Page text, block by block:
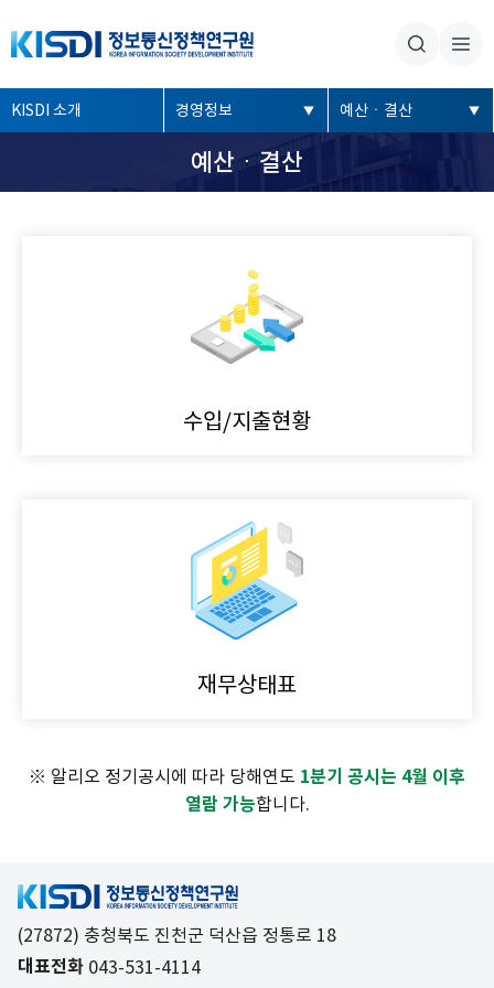
좌
측
KISDI 소개 경영정보 예산ㆍ결산
예산ㆍ결산
수입/지출현황
재무상태표
※ 알리오 정기공시에 따라 당해연도 1분기 공시는 4월 이후
열람 가능합니다.
(27872) 충청북도 진천군 덕산읍 정통로 18
대표전화 043-531-4114